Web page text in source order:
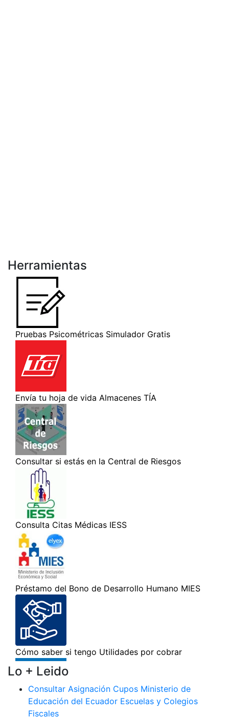
Herramientas
Lo + Leido
Consultar Asignación Cupos Ministerio de
Educación del Ecuador Escuelas y Colegios
Fiscales